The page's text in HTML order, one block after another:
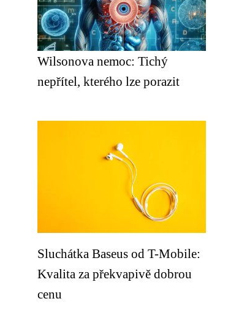
Wilsonova nemoc: Tichý
nepřítel, kterého lze porazit
Sluchátka Baseus od T-Mobile:
Kvalita za překvapivě dobrou
cenu